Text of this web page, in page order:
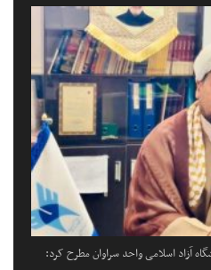
آزاد اسلامی واحد سراوان مطرح کرد: